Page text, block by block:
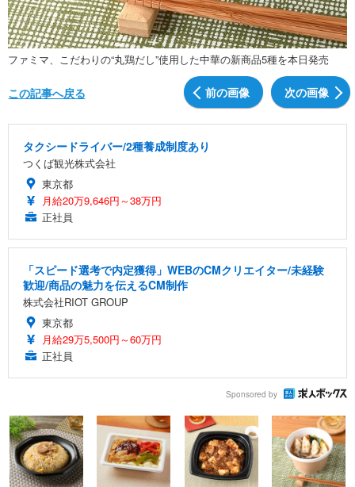
ファミマ、こだわりの“丸鶏だし”使用した中華の新商品5種を本日発売
前の画像 次の画像
この記事へ戻る
タクシードライバー/2種養成制度あり
つくば観光株式会社
東京都
月給20万9,646円～38万円
正社員
「スピード選考で内定獲得」WEBのCMクリエイター/未経験
歓迎/商品の魅力を伝えるCM制作
株式会社RIOT GROUP
東京都
月給29万5,500円～60万円
正社員
Sponsored by